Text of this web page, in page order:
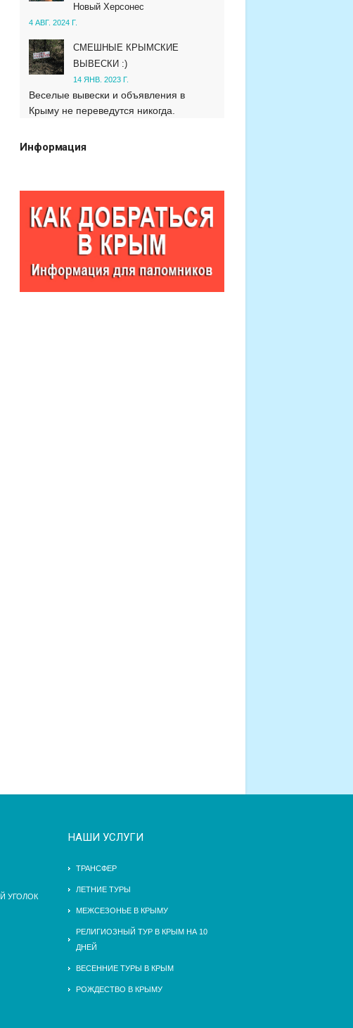
Новый Херсонес
4 АВГ. 2024 Г.
СМЕШНЫЕ КРЫМСКИЕ
ВЫВЕСКИ :)
14 ЯНВ. 2023 Г.
Веселые вывески и объявления в
Крыму не переведутся никогда.
Информация
УГОЛОК
НАШИ УСЛУГИ
ТРАНСФЕР
ЛЕТНИЕ ТУРЫ
МЕЖСЕЗОНЬЕ В КРЫМУ
РЕЛИГИОЗНЫЙ ТУР В КРЫМ НА 10
ДНЕЙ
ВЕСЕННИЕ ТУРЫ В КРЫМ
РОЖДЕСТВО В КРЫМУ